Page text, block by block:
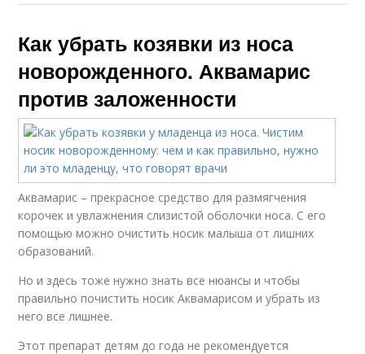
Как убрать козявки из носа
новорожденного. Аквамарис
против заложенности
Аквамарис – прекрасное средство для размягчения
корочек и увлажнения слизистой оболочки носа. С его
помощью можно очистить носик малыша от лишних
образований.
Но и здесь тоже нужно знать все нюансы и чтобы
правильно почистить носик Аквамарисом и убрать из
него все лишнее.
Этот препарат детям до года не рекомендуется